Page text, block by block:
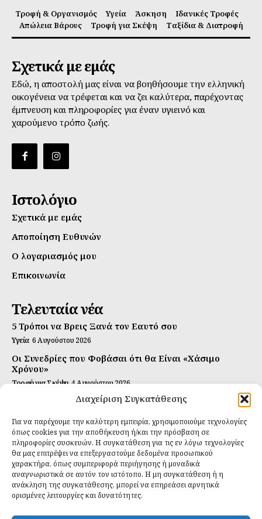
Διαχείριση Συγκατάθεσης
Για να παρέχουμε την καλύτερη εμπειρία, χρησιμοποιούμε τεχνολογίες
όπως cookies για την αποθήκευση ή/και την πρόσβαση σε
πληροφορίες συσκευών. Η συγκατάθεση για τις εν λόγω τεχνολογίες
θα μας επιτρέψει να επεξεργαστούμε δεδομένα προσωπικού
χαρακτήρα, όπως συμπεριφορά περιήγησης ή μοναδικά
αναγνωριστικά σε αυτόν τον ιστότοπο. Η μη συγκατάθεση ή η
ανάκληση της συγκατάθεσης, μπορεί να επηρεάσει αρνητικά
ορισμένες λειτουργίες και δυνατότητες.
Τροφή & Οργανισμός Υγεία Άσκηση
Ιδανικές Τροφές
Απώλεια Βάρους
Τροφή για Σκέψη Ταξίδια & Διατροφή
Σχετικά με εμάς
Εδώ, η αποστολή μας είναι να βοηθήσουμε την ελληνική
οικογένεια να τρέφεται και να ζει καλύτερα, παρέχοντας
έμπνευση και πληροφορίες για έναν υγιεινό και
χαρούμενο τρόπο ζωής.
Ιστολόγιο
Σχετικά με εμάς
Αποποίηση Ευθυνών
Ο λογαριασμός μου
Επικοινωνία
Τελευταία νέα
5 Τρόποι να Βρεις Ξανά τον Εαυτό σου
Υγεία 6 Αυγούστου 2026
Οι Συνεδρίες που Φοβάσαι ότι θα Είναι «Χάσιμο
Χρόνου»
Τροφή για Σκέψη 4 Αυγούστου 2026
Αυτή Είναι η Συνταγή για Τέλεια Κομπούτσα
Ιδανικές Τροφές 26 Ιουλίου 2026
Εγγραφείτε